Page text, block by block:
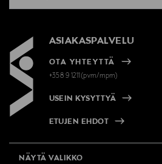
ASIAKASPALVELU
OTA YHTEYTTÄ
+358 9 1211(pvm/mpm)
USEIN KYSYTTYÄ
ETUJEN EHDOT
NÄYTÄ VALIKKO